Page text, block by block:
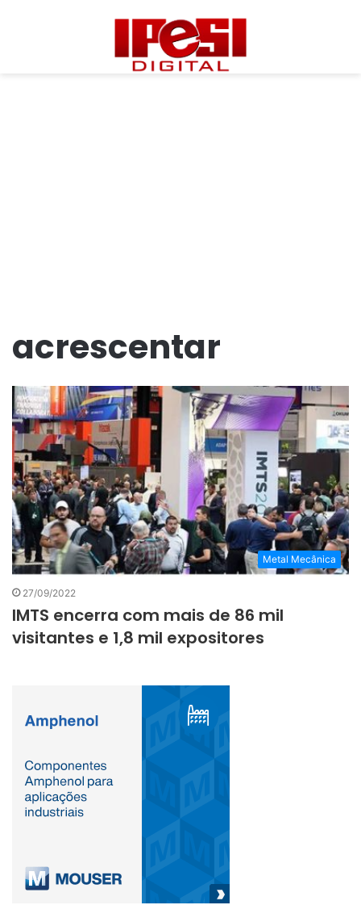
acrescentar
Metal Mecânica
27/09/2022
IMTS encerra com mais de 86 mil
visitantes e 1,8 mil expositores